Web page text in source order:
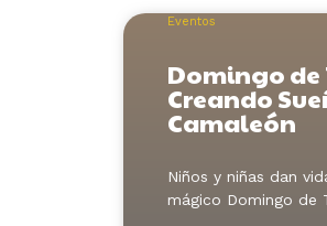
Eventos
Domingo de
Creando
Camaleón
Niños y niñas dan
mágico Domingo de